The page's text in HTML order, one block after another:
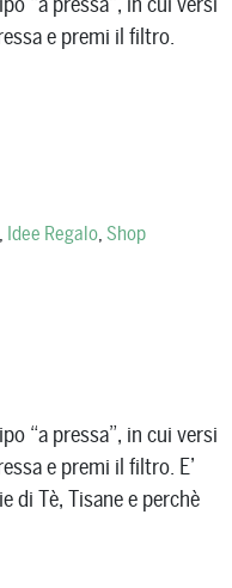
e premi il filtro.
, Idee Regalo, Shop
“a pressa”, in cui versi
e premi il filtro. E’
di Tè, Tisane e perchè